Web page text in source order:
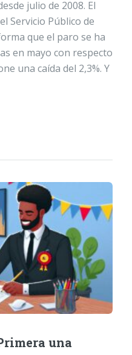
julio de 2008. El
Servicio Público de
que el paro se ha
en mayo con respecto
una caída del 2,3%. Y
una